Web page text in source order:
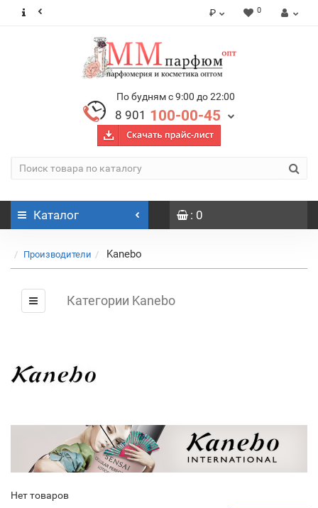
₽ 0
По будням с 9:00 до 22:00
8 901 100-00-45
Каталог : 0
Производители Kanebo
Категории Kanebo
Нет товаров